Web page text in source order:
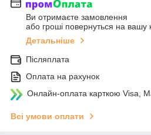
Ви отримаєте замовлення
або гроші повернуться на вашу
Детальніше
Післяплата
Оплата на рахунок
Онлайн-оплата карткою Visa,
Всі умови оплати